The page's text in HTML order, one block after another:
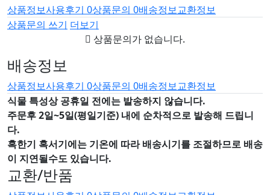
상품정보사용후기 0상품문의 0배송정보교환정보
상품문의 쓰기 더보기
상품문의가 없습니다.
배송정보
상품정보사용후기 0상품문의 0배송정보교환정보
식물 특성상 공휴일 전에는 발송하지 않습니다.
주문후 2일~5일(평일기준) 내에 순차적으로 발송해 드립니
다.
혹한기 혹서기에는 기온에 따라 배송시기를 조절하므로 배송
이 지연될수도 있습니다.
교환/반품